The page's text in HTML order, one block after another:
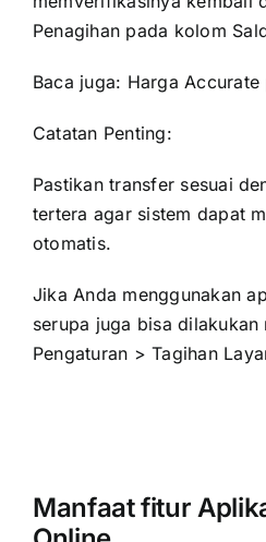
Penagihan pada kolom
Baca juga: Harga Accurate
Catatan Penting:
Pastikan transfer sesuai
tertera agar sistem dapat
otomatis.
Jika Anda menggunakan
serupa juga bisa dilakukan
Pengaturan > Tagihan
Manfaat fitur